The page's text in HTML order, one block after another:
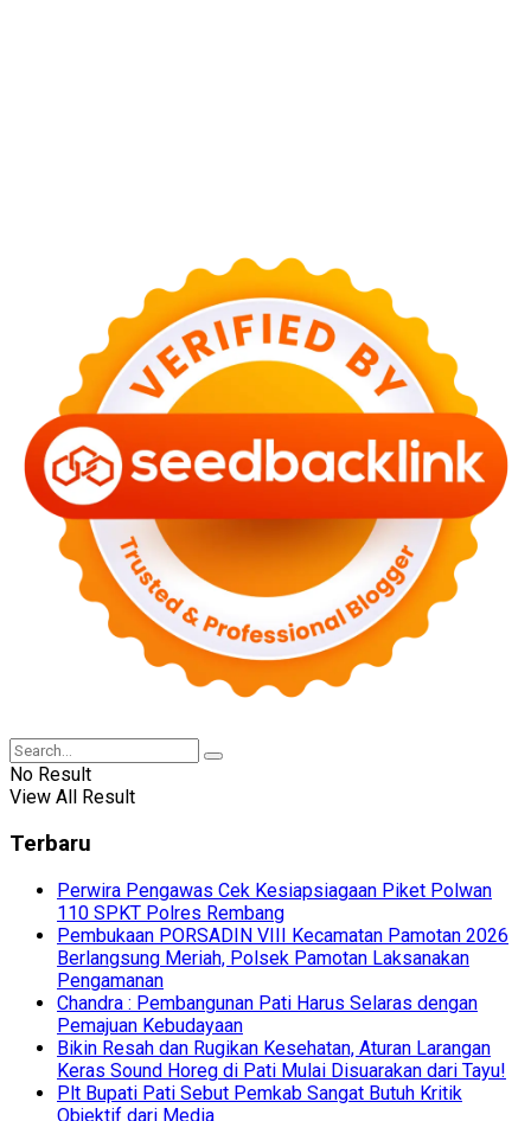
No Result
View All Result
Terbaru
Perwira Pengawas Cek Kesiapsiagaan Piket Polwan
110 SPKT Polres Rembang
Pembukaan PORSADIN VIII Kecamatan Pamotan 2026
Berlangsung Meriah, Polsek Pamotan Laksanakan
Pengamanan
Chandra : Pembangunan Pati Harus Selaras dengan
Pemajuan Kebudayaan
Bikin Resah dan Rugikan Kesehatan, Aturan Larangan
Keras Sound Horeg di Pati Mulai Disuarakan dari Tayu!
Plt Bupati Pati Sebut Pemkab Sangat Butuh Kritik
Objektif dari Media